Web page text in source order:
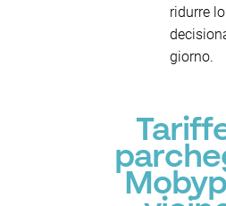
ridurre
giorno.